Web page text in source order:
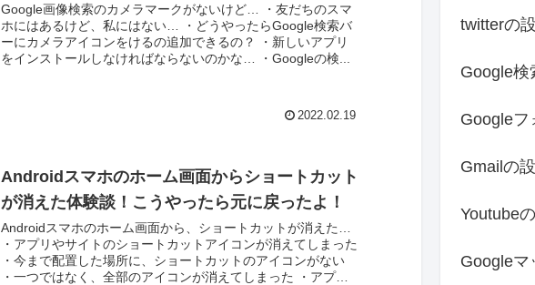
Google画像検索のカメラマークがないけど… ・友だちのスマ
ホにはあるけど、私にはない… ・どうやったらGoogle検索バ
ーにカメラアイコンをけるの追加できるの？ ・新しいアプリ
をインストールしなければならないのかな… ・Googleの検...
2022.02.19
Androidスマホのホーム画面からショートカット
が消えた体験談！こうやったら元に戻ったよ！
Androidスマホのホーム画面から、ショートカットが消えた…
・アプリやサイトのショートカットアイコンが消えてしまった
・今まで配置した場所に、ショートカットのアイコンがない
・一つではなく、全部のアイコンが消えてしまった ・アプリ
twitterの
Google検
Googleフ
Gmailの
Youtube
Googleマ